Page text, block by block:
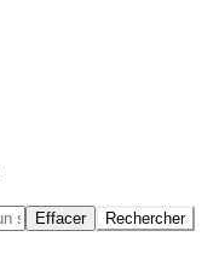
Effacer Rechercher